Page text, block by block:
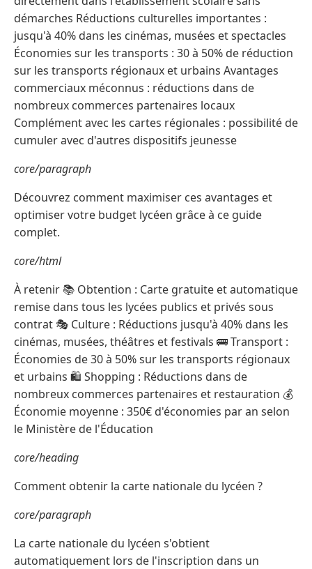
démarches Réductions culturelles importantes :
jusqu'à 40% dans les cinémas, musées et spectacles
Économies sur les transports : 30 à 50% de réduction
sur les transports régionaux et urbains Avantages
commerciaux méconnus : réductions dans de
nombreux commerces partenaires locaux
Complément avec les cartes régionales : possibilité de
cumuler avec d'autres dispositifs jeunesse
core/paragraph
Découvrez comment maximiser ces avantages et
optimiser votre budget lycéen grâce à ce guide
complet.
core/html
À retenir 📚 Obtention : Carte gratuite et automatique
remise dans tous les lycées publics et privés sous
contrat 🎭 Culture : Réductions jusqu'à 40% dans les
cinémas, musées, théâtres et festivals 🚌 Transport :
Économies de 30 à 50% sur les transports régionaux
et urbains 🛍️ Shopping : Réductions dans de
nombreux commerces partenaires et restauration 💰
Économie moyenne : 350€ d'économies par an selon
le Ministère de l'Éducation
core/heading
Comment obtenir la carte nationale du lycéen ?
core/paragraph
La carte nationale du lycéen s'obtient
automatiquement lors de l'inscription dans un